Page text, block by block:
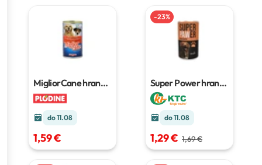
MigliorCane hrana
za pse1250 g
do 11.08
1,59 €
-23%
Super Power hrana
za pse1240 g
do 11.08
1,29 € 1,69 €